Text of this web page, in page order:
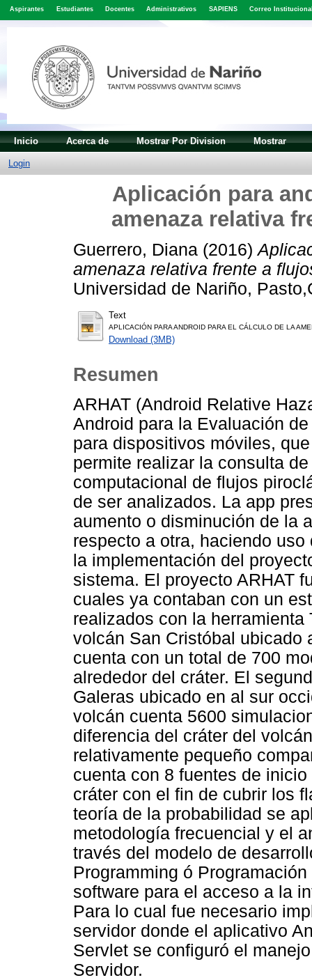
Aspirantes Estudiantes Docentes Administrativos SAPIENS Correo
Inicio Acerca de Mostrar Por Division Mostrar
Login
Aplicación para
amenaza relativa
Guerrero, Diana (2016)
amenaza relativa frente a
Universidad de Nariño,
Text
APLICACIÓN PARA ANDROID PARA EL CÁLCULO DE LA
Download (3MB)
Resumen
ARHAT (Android Relative
Android para la Evaluación
para dispositivos móviles,
permite realizar la consulta
computacional de flujos
de ser analizados. La app
aumento o disminución de la
respecto a otra, haciendo
la implementación del
sistema. El proyecto ARHAT
cuales ya contaban con un
realizados con la
volcán San Cristóbal ubicado
cuenta con un total de 700
alrededor del cráter. El
Galeras ubicado en al sur
volcán cuenta 5600
diferencia del cráter del
relativamente pequeño
cuenta con 8 fuentes de
cráter con el fin de cubrir los
teoría de la probabilidad se
metodología frecuencial y el
través del modelo de
Programming ó
software para el acceso a la
Para lo cual fue necesario
servidor donde el aplicativo
Servlet se configuró el
Servidor.